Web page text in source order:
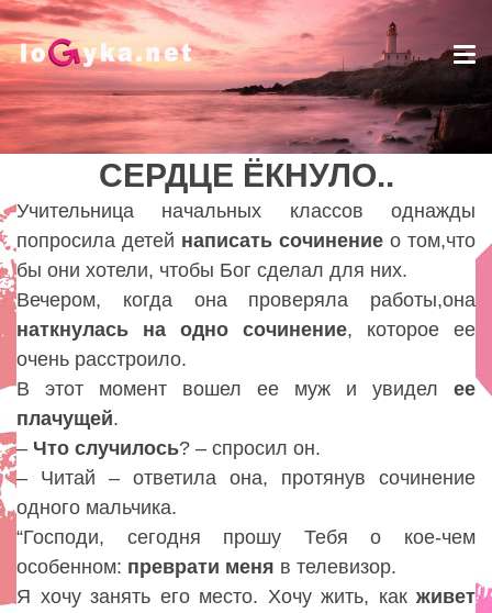
СЕРДЦЕ ЁКНУЛО..
Lady
СЕРДЦЕ ЁКНУЛО..
Учительница начальных классов однажды
попросила детей написать сочинение о том,что
бы они хотели, чтобы Бог сделал для них.
Вечером, когда она проверяла работы,она
наткнулась на одно сочинение, которое ее
очень расстроило.
В этот момент вошел ее муж и увидел ее
плачущей.
– Что случилось? – спросил он.
– Читай – ответила она, протянув сочинение
одного мальчика.
“Господи, сегодня прошу Тебя о кое-чем
особенном: преврати меня в телевизор.
Я хочу занять его место. Хочу жить, как живет